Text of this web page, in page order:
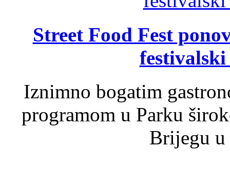
Street Food Fest
Iznimno bogatim
programom u Parku
Brijegu u